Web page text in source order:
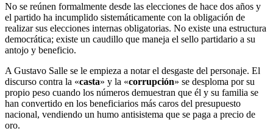
No se reúnen formalmente desde las elecciones de hace dos años y
el partido ha incumplido sistemáticamente con la obligación de
realizar sus elecciones internas obligatorias. No existe una estructura
democrática; existe un caudillo que maneja el sello partidario a su
antojo y beneficio.
A Gustavo Salle se le empieza a notar el desgaste del personaje. El
discurso contra la «casta» y la «corrupción» se desploma por su
propio peso cuando los números demuestran que él y su familia se
han convertido en los beneficiarios más caros del presupuesto
nacional, vendiendo un humo antisistema que se paga a precio de
oro.